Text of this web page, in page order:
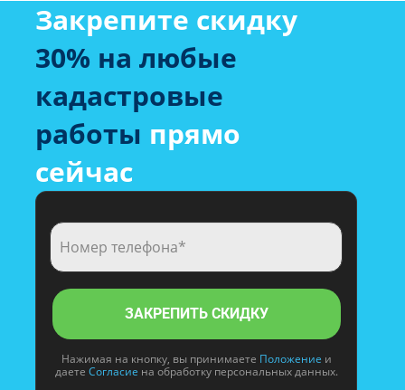
Закрепите скидку
30% на любые
кадастровые
работы прямо
сейчас
ЗАКРЕПИТЬ СКИДКУ
Нажимая на кнопку, вы принимаете Положение и
даете Согласие на обработку персональных данных.